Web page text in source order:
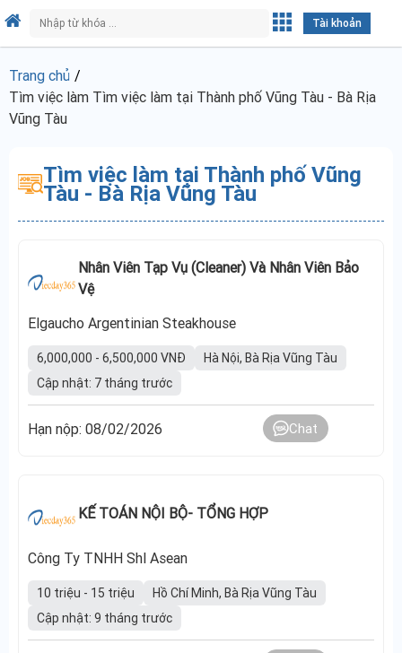
Tài khoản
Trang chủ
Tìm việc làm Tìm việc làm tại Thành phố Vũng Tàu - Bà Rịa
Vũng Tàu
Tìm việc làm tại Thành phố Vũng
Tàu - Bà Rịa Vũng Tàu
Nhân Viên Tạp Vụ (Cleaner) Và Nhân Viên Bảo
Vệ
Elgaucho Argentinian Steakhouse
6,000,000 - 6,500,000 VNĐ
Hà Nội, Bà Rịa Vũng Tàu
Cập nhật: 7 tháng trước
Hạn nộp: 08/02/2026 Chat
KẾ TOÁN NỘI BỘ- TỔNG HỢP
Công Ty TNHH Shl Asean
10 triệu - 15 triệu
Hồ Chí Minh, Bà Rịa Vũng Tàu
Cập nhật: 9 tháng trước